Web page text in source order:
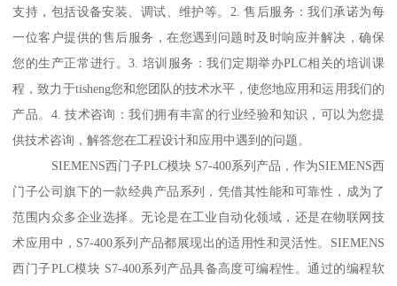
支持，包括设备安装、调试、维护等。2. 售后服务：我们承诺为每
一位客户提供的售后服务，在您遇到问题时及时响应并解决，确保
您的生产正常进行。3. 培训服务：我们定期举办PLC相关的培训课
程，致力于tisheng您和您团队的技术水平，使您地应用和运用我们的
产品。4. 技术咨询：我们拥有丰富的行业经验和知识，可以为您提
供技术咨询，解答您在工程设计和应用中遇到的问题。
SIEMENS西门子PLC模块 S7-400系列产品，作为SIEMENS西
门子公司旗下的一款经典产品系列，凭借其性能和可靠性，成为了
范围内众多企业选择。无论是在工业自动化领域，还是在物联网技
术应用中，S7-400系列产品都展现出的适用性和灵活性。SIEMENS
西门子PLC模块 S7-400系列产品具备高度可编程性。通过的编程软